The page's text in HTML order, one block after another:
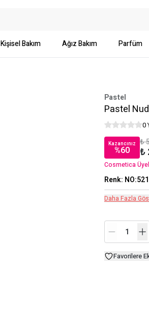
Kişisel Bakım Ağız Bakım Parfüm
Pastel
Pastel
0
Kazancınız
%60
₺
₺
Cosmetica
Renk: NO:521
Daha Fazla
Favorilere